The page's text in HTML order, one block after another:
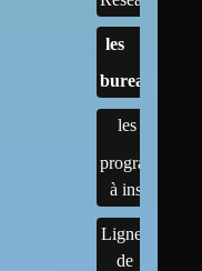
les
bureaux
les
programmes
à installer
Lignes
de